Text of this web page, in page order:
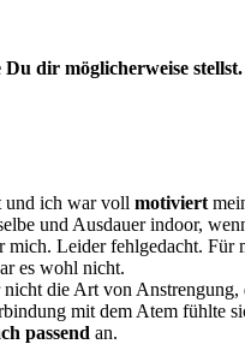
dir möglicherweise stellst.
und ich war voll motiviert
und Ausdauer indoor,
mich. Leider fehlgedacht. Für
es wohl nicht.
die Art von Anstrengung,
mit dem Atem fühlte
passend an.